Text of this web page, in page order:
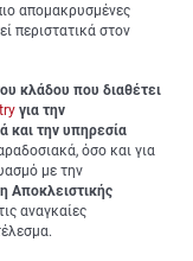
απομακρυσμένες
περιστατικά στον
κλάδου που διαθέτει
για την
και την υπηρεσία
όσο και για
με την
Αποκλειστικής
αναγκαίες